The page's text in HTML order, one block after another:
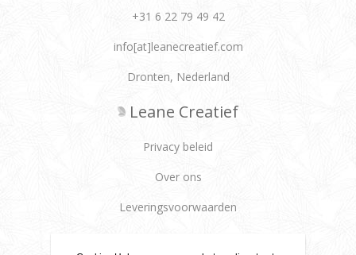
+31 6 22 79 49 42
info[at]leanecreatief.com
Dronten, Nederland
Leane Creatief
Privacy beleid
Over ons
Leveringsvoorwaarden